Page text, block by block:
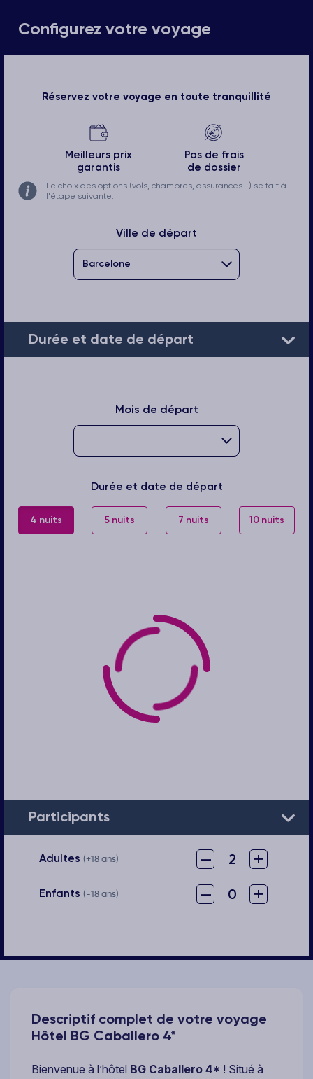
Configurez votre voyage
Réservez votre voyage en toute tranquillité
Meilleurs prix
garantis
Pas de frais
de dossier
Le choix des options (vols, chambres, assurances...) se fait à
l'étape suivante.
Ville de départ
Durée et date de départ
Mois de départ
Durée et date de départ
4 nuits 5 nuits 7 nuits 10 nuits
Participants
Adultes (+18 ans) – 2 +
Enfants (-18 ans) – 0 +
Descriptif complet de votre voyage
Hôtel BG Caballero 4*
Bienvenue à l’hôtel BG Caballero 4* ! Situé à